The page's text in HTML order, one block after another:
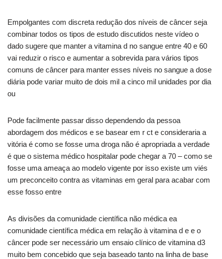
Empolgantes com discreta redução dos níveis de câncer seja
combinar todos os tipos de estudo discutidos neste vídeo o
dado sugere que manter a vitamina d no sangue entre 40 e 60
vai reduzir o risco e aumentar a sobrevida para vários tipos
comuns de câncer para manter esses níveis no sangue a dose
diária pode variar muito de dois mil a cinco mil unidades por dia
ou
Pode facilmente passar disso dependendo da pessoa
abordagem dos médicos e se basear em r ct e consideraria a
vitória é como se fosse uma droga não é apropriada a verdade
é que o sistema médico hospitalar pode chegar a 70 – como se
fosse uma ameaça ao modelo vigente por isso existe um viés
um preconceito contra as vitaminas em geral para acabar com
esse fosso entre
As divisões da comunidade científica não médica ea
comunidade científica médica em relação à vitamina d e e o
câncer pode ser necessário um ensaio clínico de vitamina d3
muito bem concebido que seja baseado tanto na linha de base